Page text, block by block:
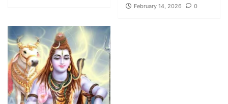
February 14, 2026 0